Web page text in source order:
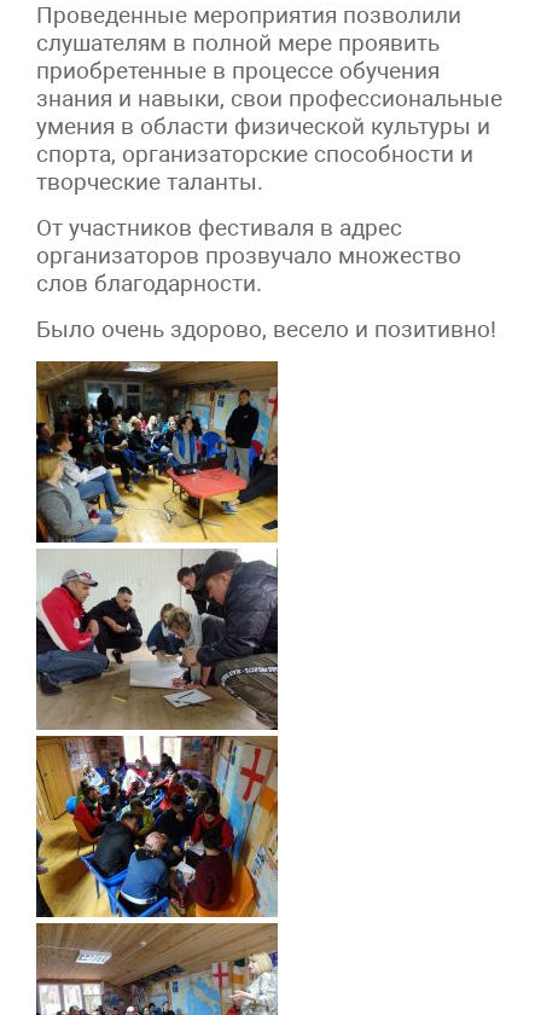
Проведенные мероприятия позволили
слушателям в полной мере проявить
приобретенные в процессе обучения
знания и навыки, свои профессиональные
умения в области физической культуры и
спорта, организаторские способности и
творческие таланты.
От участников фестиваля в адрес
организаторов прозвучало множество
слов благодарности.
Было очень здорово, весело и позитивно!